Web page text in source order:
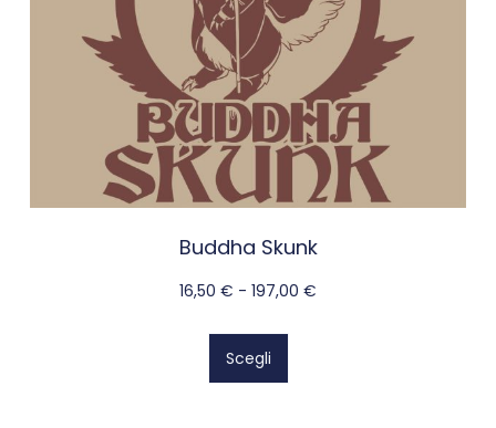
Buddha Skunk
16,50 € - 197,00 €
Scegli